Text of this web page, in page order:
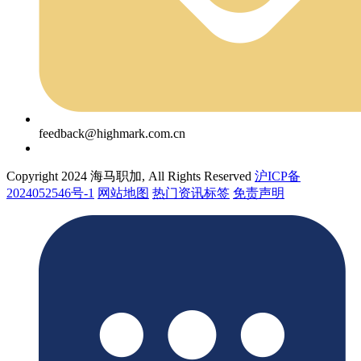
feedback@highmark.com.cn
Copyright 2024 海马职加, All Rights Reserved 沪ICP备
2024052546号-1 网站地图 热门资讯标签 免责声明